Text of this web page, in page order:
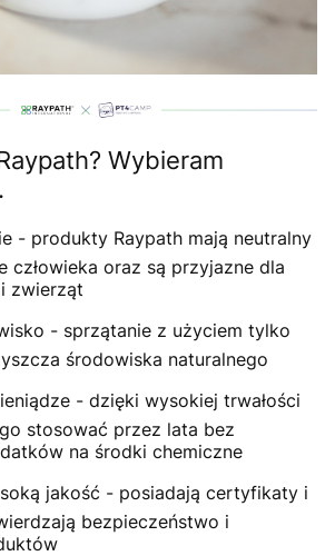
Wybieram
- produkty Raypath mają neutralny
człowieka oraz są przyjazne dla
zwierząt
- sprzątanie z użyciem tylko
środowiska naturalnego
- dzięki wysokiej trwałości
stosować przez lata bez
na środki chemiczne
jakość - posiadają certyfikaty i
bezpieczeństwo i